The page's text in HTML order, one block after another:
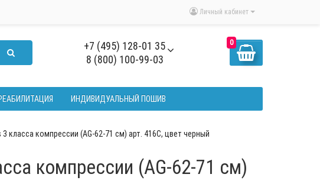
Личный кабинет
+7 (495) 128-01 35
8 (800) 100-99-03
0
ИНДИВИДУАЛЬНЫЙ ПОШИВ
компрессии (AG-62-71 см) арт. 416C, цвет черный
компрессии (AG-62-71 см)